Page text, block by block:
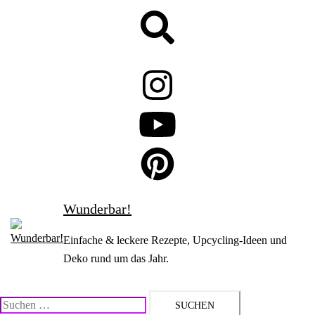
Wunderbar!
Einfache & leckere Rezepte, Upcycling-Ideen und
Deko rund um das Jahr.
Suchen